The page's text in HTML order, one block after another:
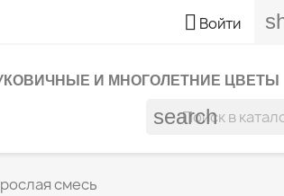
 Войти
И МНОГОЛЕТНИЕ ЦВЕТЫ
search
смесь